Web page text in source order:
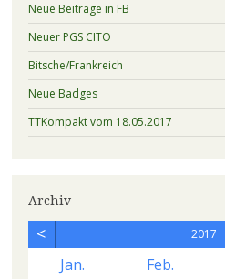
Neue Beiträge in FB
Neuer PGS CITO
Bitsche/Frankreich
Neue Badges
TTKompakt vom 18.05.2017
Archiv
< 2017
Jan. Feb.